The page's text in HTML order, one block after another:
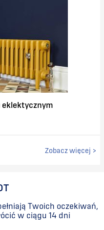
Zobacz więcej >
Twoich oczekiwań,
w ciągu 14 dni